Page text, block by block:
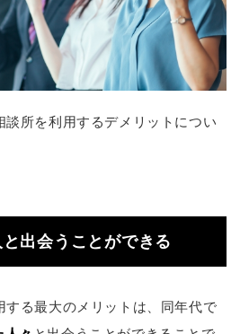
談所を利用するデメリットについ
出会うことができる
する最大のメリットは、同年代で